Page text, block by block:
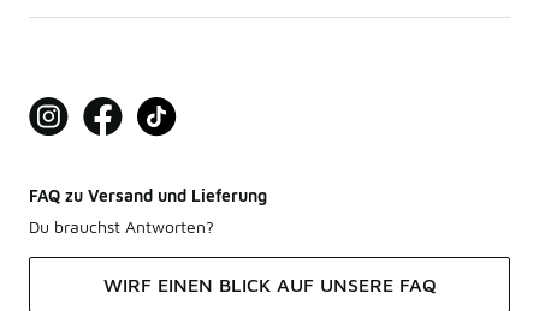
FAQ zu Versand und Lieferung
Du brauchst Antworten?
WIRF EINEN BLICK AUF UNSERE FAQ